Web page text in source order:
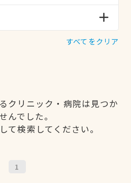
すべてをクリア
クリニック・病院は見つか
んでした。
て検索してください。
1